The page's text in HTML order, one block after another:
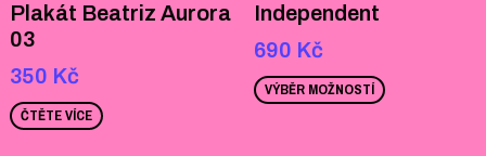
Plakát Beatriz Aurora
03
350 Kč
ČTĚTE VÍCE
Independent
690 Kč
VÝBĚR MOŽNOSTÍ